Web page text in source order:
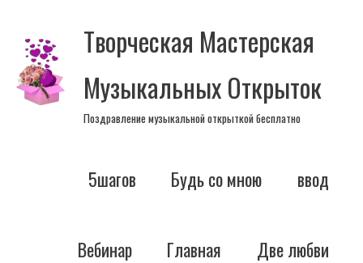
содержимому
Творческая Мастерская
Музыкальных Открыток
Поздравление музыкальной открыткой бесплатно
5шагов Будь со мною ввод
Вебинар Главная Две любви